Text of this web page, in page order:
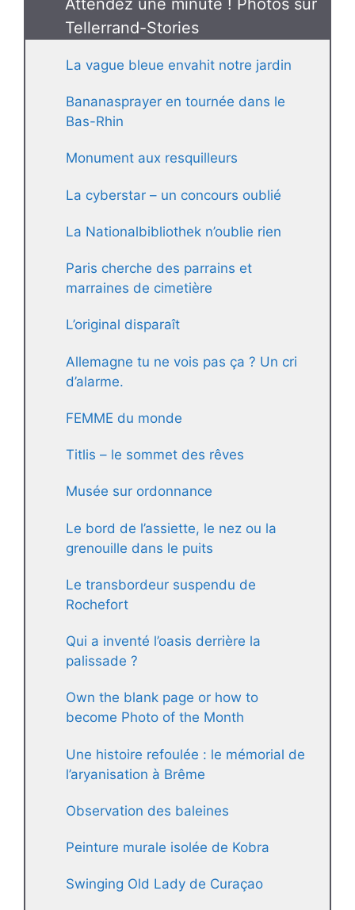
Attendez une minute ! Photos sur
Tellerrand-Stories
La vague bleue envahit notre jardin
Bananasprayer en tournée dans le
Bas-Rhin
Monument aux resquilleurs
La cyberstar – un concours oublié
La Nationalbibliothek n’oublie rien
Paris cherche des parrains et
marraines de cimetière
L’original disparaît
Allemagne tu ne vois pas ça ? Un cri
d’alarme.
FEMME du monde
Titlis – le sommet des rêves
Musée sur ordonnance
Le bord de l’assiette, le nez ou la
grenouille dans le puits
Le transbordeur suspendu de
Rochefort
Qui a inventé l’oasis derrière la
palissade ?
Own the blank page or how to
become Photo of the Month
Une histoire refoulée : le mémorial de
l’aryanisation à Brême
Observation des baleines
Peinture murale isolée de Kobra
Swinging Old Lady de Curaçao